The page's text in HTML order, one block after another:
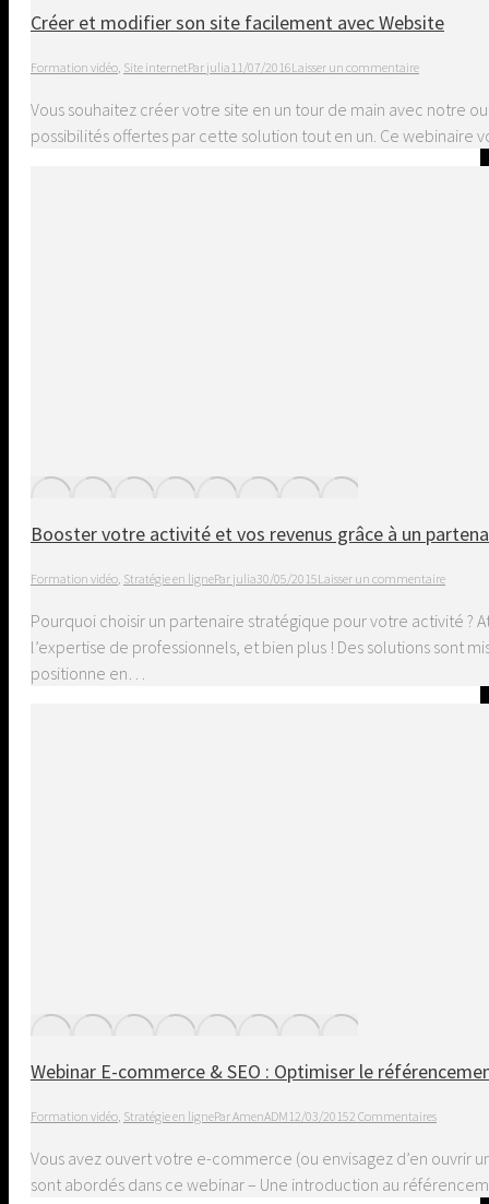
Créer et modifier son site facilement avec Website
Formation vidéo Site internetPar julia 11/07/2016Laisser un commentaire
Vous souhaitez créer votre site en un tour de main avec notre
possibilités offertes par cette solution tout en un. Ce
Booster votre activité et vos revenus grâce à un
Formation vidéo Stratégie en lignePar julia30/05/2015Laisser un commentaire
Pourquoi choisir un partenaire stratégique pour votre activité ?
l’expertise de professionnels, et bien plus ! Des solutions sont
positionne en…
Webinar E-commerce & SEO : Optimiser le
Formation vidéo Stratégie en ligneParAmenADM 12/03/20152 Commentaires
Vous avez ouvert votre e-commerce (ou envisagez d’en
sont abordés dans ce webinar – Une introduction au